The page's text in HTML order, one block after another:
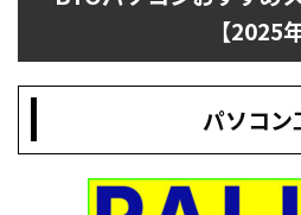
【2025
パソコン